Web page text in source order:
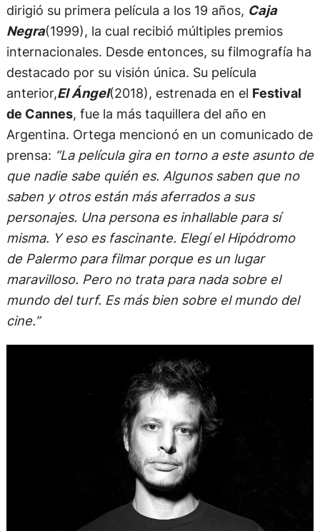
dirigió su primera película a los 19 años, Caja
Negra(1999), la cual recibió múltiples premios
internacionales. Desde entonces, su filmografía ha
destacado por su visión única. Su película
anterior,El Ángel(2018), estrenada en el Festival
de Cannes, fue la más taquillera del año en
Argentina. Ortega mencionó en un comunicado de
prensa: “La película gira en torno a este asunto de
que nadie sabe quién es. Algunos saben que no
saben y otros están más aferrados a sus
personajes. Una persona es inhallable para sí
misma. Y eso es fascinante. Elegí el Hipódromo
de Palermo para filmar porque es un lugar
maravilloso. Pero no trata para nada sobre el
mundo del turf. Es más bien sobre el mundo del
cine.”